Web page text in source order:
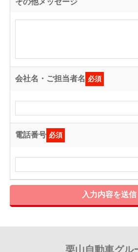
その他メッセージ
会社名・ご担当者名 必須
電話番号 必須
入力内容を送信
栗山自動車グル